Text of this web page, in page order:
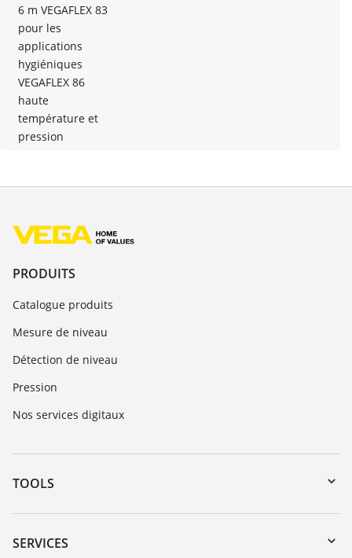
6 m VEGAFLEX 83
pour les
applications
hygiéniques
VEGAFLEX 86
haute
température et
pression
PRODUITS
Catalogue produits
Mesure de niveau
Détection de niveau
Pression
Nos services digitaux
TOOLS
Téléchargements
Recherche par numéro de série
SERVICES